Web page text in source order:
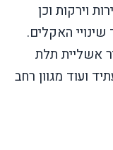
וירקות וכן
האקלים.
אשליית תלת
ועוד מגוון רחב